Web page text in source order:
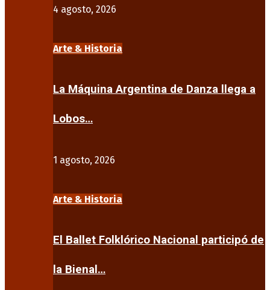
4 agosto, 2026
Arte & Historia
La Máquina Argentina de Danza llega a
Lobos…
1 agosto, 2026
Arte & Historia
El Ballet Folklórico Nacional participó de
la Bienal…